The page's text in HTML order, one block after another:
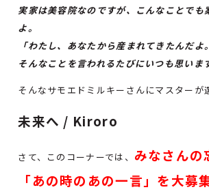
実家は美容院なのですが、こんなことでも
よ。
「わたし、あなたから産まれてきたんだよ
そんなことを言われるたびにいつも思います
そんなサモエドミルキーさんにマスターが
未来へ / Kiroro
さて、このコーナーでは、 みなさんの
「あの時のあの一言」を大募